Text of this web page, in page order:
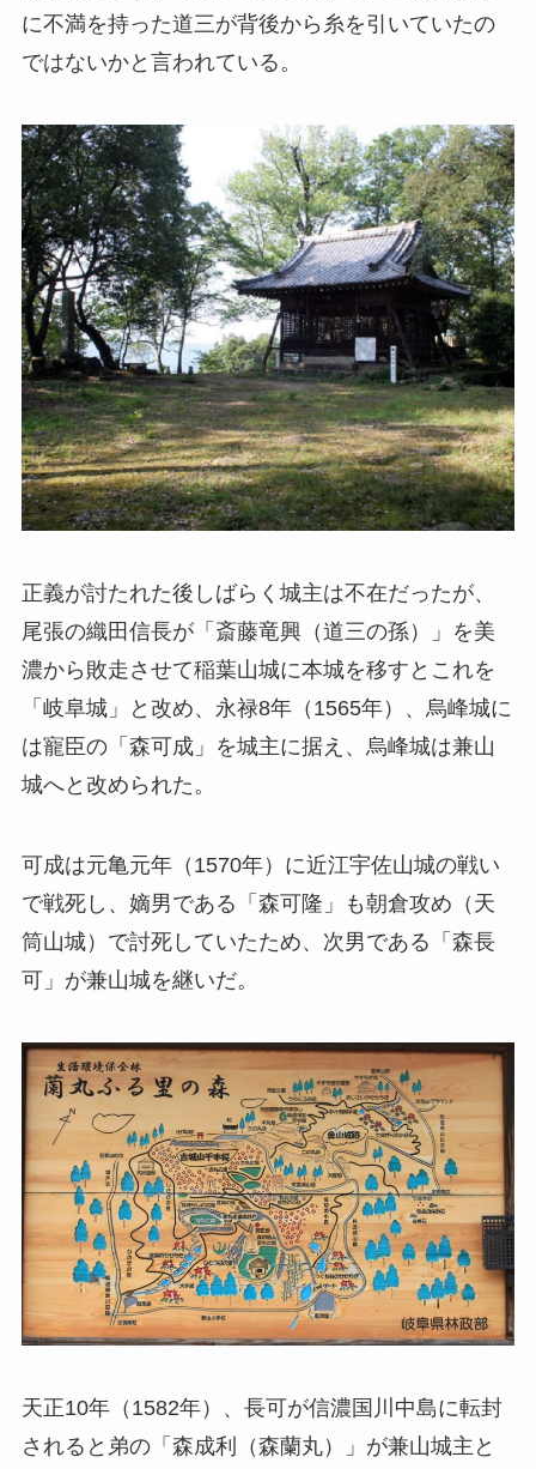
に不満を持った道三が背後から糸を引いていたの
ではないかと言われている。
正義が討たれた後しばらく城主は不在だったが、
尾張の織田信長が「斎藤竜興（道三の孫）」を美
濃から敗走させて稲葉山城に本城を移すとこれを
「岐阜城」と改め、永禄8年（1565年）、烏峰城に
は寵臣の「森可成」を城主に据え、烏峰城は兼山
城へと改められた。
可成は元亀元年（1570年）に近江宇佐山城の戦い
で戦死し、嫡男である「森可隆」も朝倉攻め（天
筒山城）で討死していたため、次男である「森長
可」が兼山城を継いだ。
天正10年（1582年）、長可が信濃国川中島に転封
されると弟の「森成利（森蘭丸）」が兼山城主と